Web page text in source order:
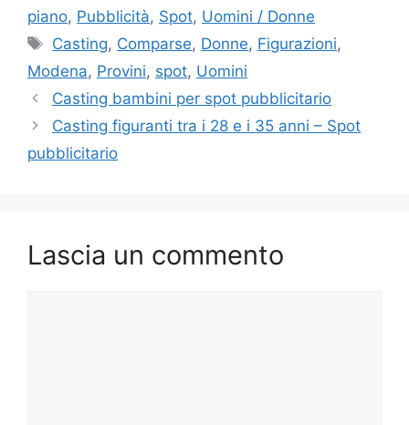
piano, Pubblicità, Spot, Uomini / Donne
Tag
Casting, Comparse, Donne, Figurazioni,
Modena, Provini, spot, Uomini
Casting bambini per spot pubblicitario
Casting figuranti tra i 28 e i 35 anni – Spot
pubblicitario
Lascia un commento